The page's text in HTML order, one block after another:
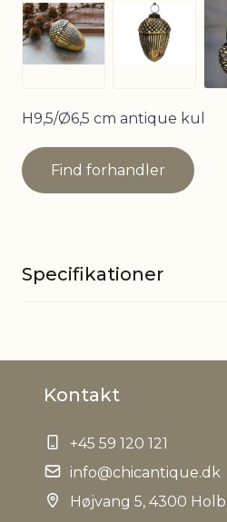
View larger image
View
H9,5/Ø6,5 cm antique kul
Find forhandler
Specifikationer
Øvrig
EAN
Kontakt
+45 59 120 121
info@chicantique.dk
Højvang 5, 4300